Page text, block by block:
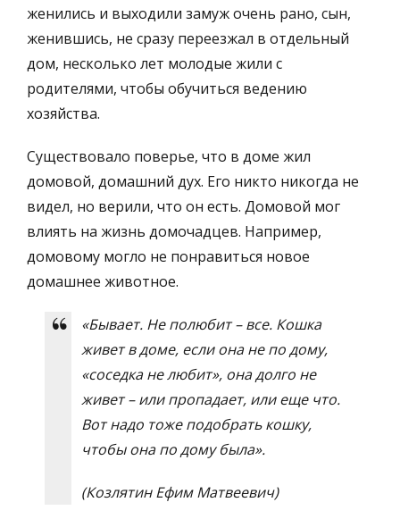
женились и выходили замуж очень рано, сын,
женившись, не сразу переезжал в отдельный
дом, несколько лет молодые жили с
родителями, чтобы обучиться ведению
хозяйства.
Существовало поверье, что в доме жил
домовой, домашний дух. Его никто никогда не
видел, но верили, что он есть. Домовой мог
влиять на жизнь домочадцев. Например,
домовому могло не понравиться новое
домашнее животное.
«Бывает. Не полюбит – все. Кошка
живет в доме, если она не по дому,
«соседка не любит», она долго не
живет – или пропадает, или еще что.
Вот надо тоже подобрать кошку,
чтобы она по дому была».
(Козлятин Ефим Матвеевич)